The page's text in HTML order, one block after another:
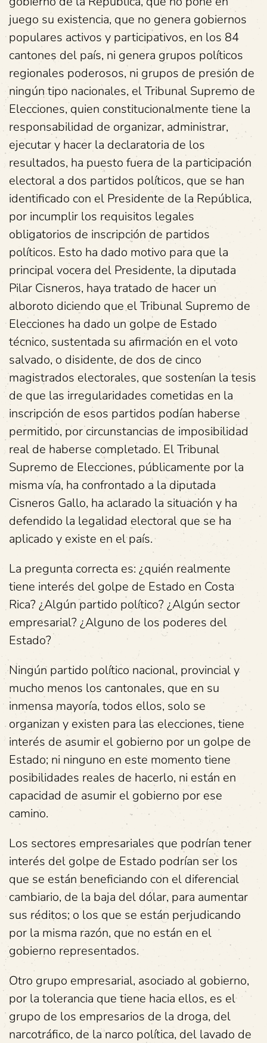
juego su existencia, que no genera gobiernos
populares activos y participativos, en los 84
cantones del país, ni genera grupos políticos
regionales poderosos, ni grupos de presión de
ningún tipo nacionales, el Tribunal Supremo de
Elecciones, quien constitucionalmente tiene la
responsabilidad de organizar, administrar,
ejecutar y hacer la declaratoria de los
resultados, ha puesto fuera de la participación
electoral a dos partidos políticos, que se han
identificado con el Presidente de la República,
por incumplir los requisitos legales
obligatorios de inscripción de partidos
políticos. Esto ha dado motivo para que la
principal vocera del Presidente, la diputada
Pilar Cisneros, haya tratado de hacer un
alboroto diciendo que el Tribunal Supremo de
Elecciones ha dado un golpe de Estado
técnico, sustentada su afirmación en el voto
salvado, o disidente, de dos de cinco
magistrados electorales, que sostenían la tesis
de que las irregularidades cometidas en la
inscripción de esos partidos podían haberse
permitido, por circunstancias de imposibilidad
real de haberse completado. El Tribunal
Supremo de Elecciones, públicamente por la
misma vía, ha confrontado a la diputada
Cisneros Gallo, ha aclarado la situación y ha
defendido la legalidad electoral que se ha
aplicado y existe en el país.
La pregunta correcta es: ¿quién realmente
tiene interés del golpe de Estado en Costa
Rica? ¿Algún partido político? ¿Algún sector
empresarial? ¿Alguno de los poderes del
Estado?
Ningún partido político nacional, provincial y
mucho menos los cantonales, que en su
inmensa mayoría, todos ellos, solo se
organizan y existen para las elecciones, tiene
interés de asumir el gobierno por un golpe de
Estado; ni ninguno en este momento tiene
posibilidades reales de hacerlo, ni están en
capacidad de asumir el gobierno por ese
camino.
Los sectores empresariales que podrían tener
interés del golpe de Estado podrían ser los
que se están beneficiando con el diferencial
cambiario, de la baja del dólar, para aumentar
sus réditos; o los que se están perjudicando
por la misma razón, que no están en el
gobierno representados.
Otro grupo empresarial, asociado al gobierno,
por la tolerancia que tiene hacia ellos, es el
grupo de los empresarios de la droga, del
narcotráfico, de la narco política, del lavado de